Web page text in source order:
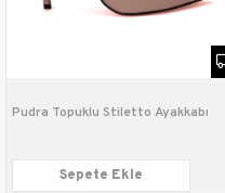
Pudra Topuklu Stiletto Ayakkabı
Sepete Ekle